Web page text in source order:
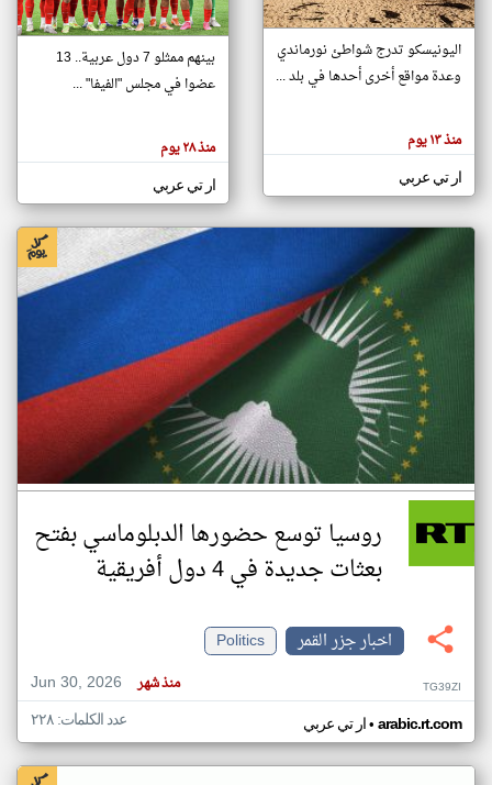
تغيير الدولة
اخبار جزر القمر على مدار الساعة
أهم اخبار جزر القمر العاجلة والمباشرة
هنا عن
وجهة
كاتبيها.
اليونيسكو تدرج شواطئ نورماندي
وعدة مواقع أخرى أحدها في بلد ...
منذ ١٣ يوم
ار تي عربي
بينهم ممثلو 7 دول عربية.. 13
عضوا في مجلس "الفيفا" ...
منذ ٢٨ يوم
ار تي عربي
روسيا توسع حضورها الدبلوماسي بفتح
بعثات جديدة في 4 دول أفريقية
اخبار جزر القمر
Politics
Jun 30, 2026
منذ شهر TG39ZI
ار تي عربي• arabic.rt.com عدد الكلمات: ٢٢٨
klyoum.com